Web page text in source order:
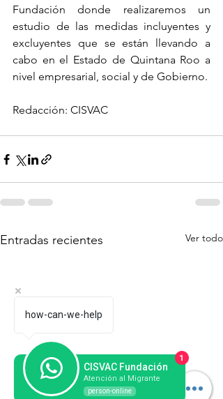
Fundación donde realizaremos un
estudio de las medidas incluyentes y
excluyentes que se están llevando a
cabo en el Estado de Quintana Roo a
nivel empresarial, social y de Gobierno.
Redacción: CISVAC
Entradas recientes Ver todo
how-can-we-help
CISVAC Fundación
Atención al Migrante
person-online
1